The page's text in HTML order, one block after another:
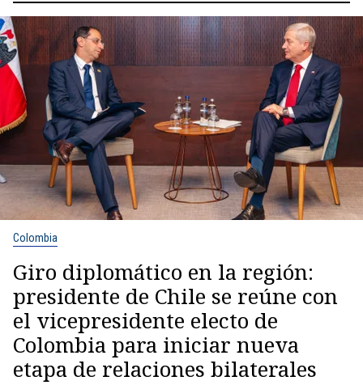
Colombia
Giro diplomático en la región:
presidente de Chile se reúne con
el vicepresidente electo de
Colombia para iniciar nueva
etapa de relaciones bilaterales